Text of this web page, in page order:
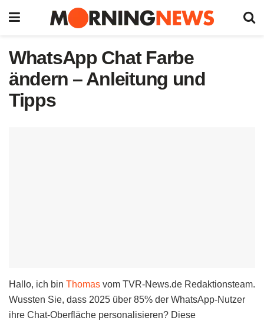
WhatsApp Chat Farbe
ändern – Anleitung und
Tipps
Hallo, ich bin Thomas vom TVR-News.de Redaktionsteam.
Wussten Sie, dass 2025 über 85% der WhatsApp-Nutzer
ihre Chat-Oberfläche personalisieren? Diese